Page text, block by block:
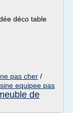
déco table
pas cher /
equipee pas
de